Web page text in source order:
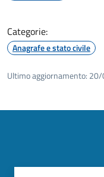
Categorie:
Anagrafe e stato civile
Ultimo aggiornamento: 20/